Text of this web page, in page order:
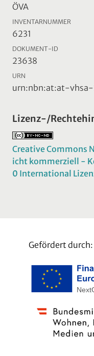
ÖVA
INVENTARNUMMER
6231
DOKUMENT-ID
23638
URN
urn:nbn:at:at-vhsa-
Lizenz-/
Creative Commons
icht kommerziell -
0 International
Gefördert durch: